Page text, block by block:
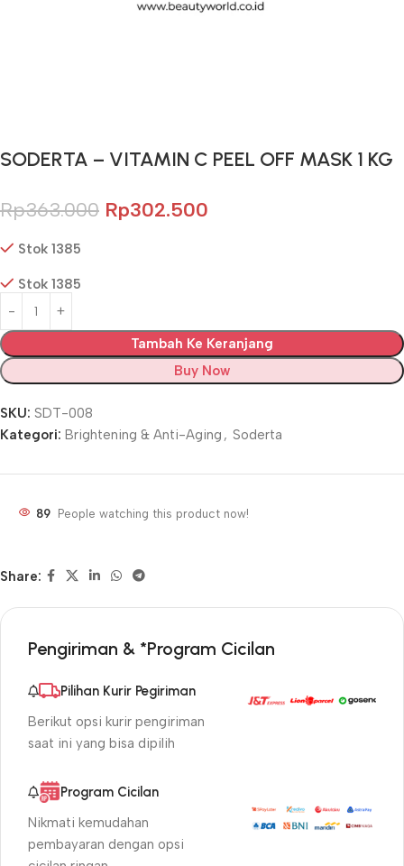
SODERTA – VITAMIN C PEEL OFF MASK 1 KG
Rp363.000 Rp302.500
Stok 1385
Stok 1385
Tambah Ke Keranjang
Buy Now
SKU: SDT-008
Kategori: Brightening & Anti-Aging , Soderta
89 People watching this product now!
Share:
Pengiriman & *Program Cicilan
Pilihan Kurir Pegiriman
Berikut opsi kurir pengiriman
saat ini yang bisa dipilih
Program Cicilan
Nikmati kemudahan
pembayaran dengan opsi